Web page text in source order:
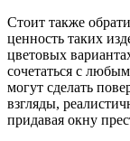
Стоит также
ценность таких
цветовых
сочетаться с
могут сделать
взгляды,
придавая окну